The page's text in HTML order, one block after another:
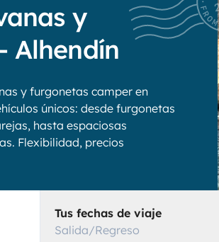
y
Alhendín
y furgonetas camper en
únicos: desde furgonetas
hasta espaciosas
Flexibilidad, precios
Tus fechas de viaje
Salida/Regreso